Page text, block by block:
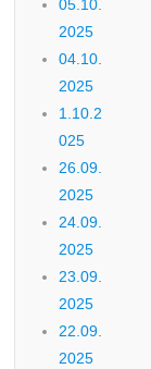
05.10.
2025
04.10.
2025
1.10.2
025
26.09.
2025
24.09.
2025
23.09.
2025
22.09.
2025